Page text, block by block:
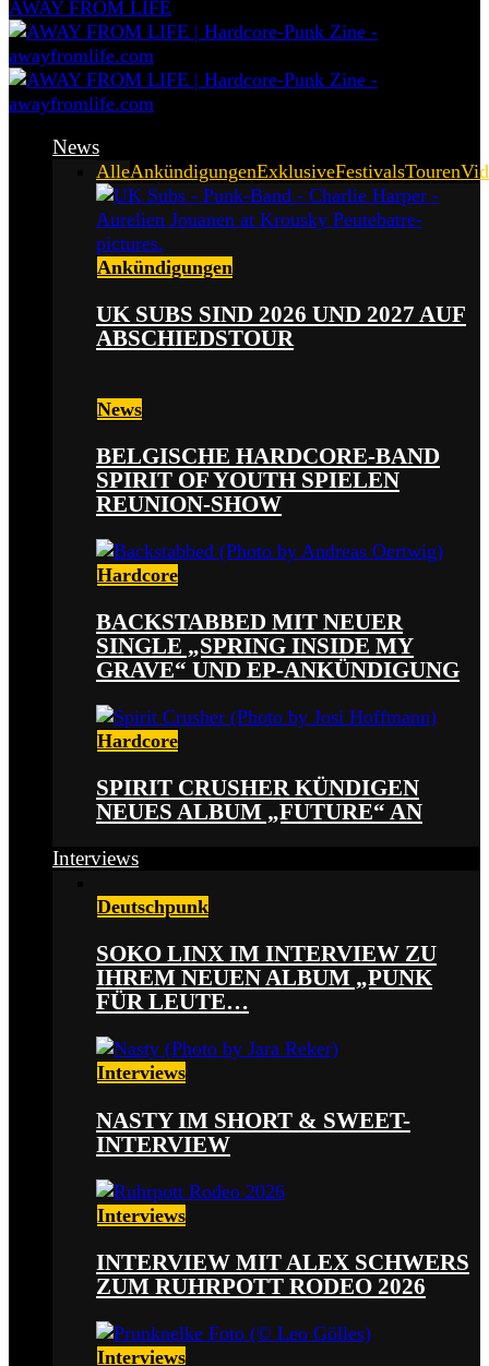
AWAY FROM LIFE
News
AlleAnkündigungenExklusiveFestivalsTouren
Ankündigungen
UK SUBS SIND 2026 UND 2027 AUF
ABSCHIEDSTOUR
News
BELGISCHE HARDCORE-BAND
SPIRIT OF YOUTH SPIELEN
REUNION-SHOW
Hardcore
BACKSTABBED MIT NEUER
SINGLE „SPRING INSIDE MY
GRAVE“ UND EP-ANKÜNDIGUNG
Hardcore
SPIRIT CRUSHER KÜNDIGEN
NEUES ALBUM „FUTURE“ AN
Interviews
Deutschpunk
SOKO LINX IM INTERVIEW ZU
IHREM NEUEN ALBUM „PUNK
FÜR LEUTE…
Interviews
NASTY IM SHORT & SWEET-
INTERVIEW
Interviews
INTERVIEW MIT ALEX SCHWERS
ZUM RUHRPOTT RODEO 2026
Interviews